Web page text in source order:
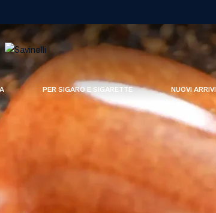
PER SIGARO E SIGARETTE NUOVI ARRIVI